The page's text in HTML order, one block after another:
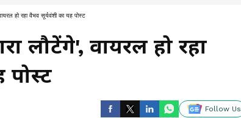
हो रहा वैभव सूर्यवंशी का यह पोस्ट
लौटेंगे', वायरल हो रहा
Follow Us